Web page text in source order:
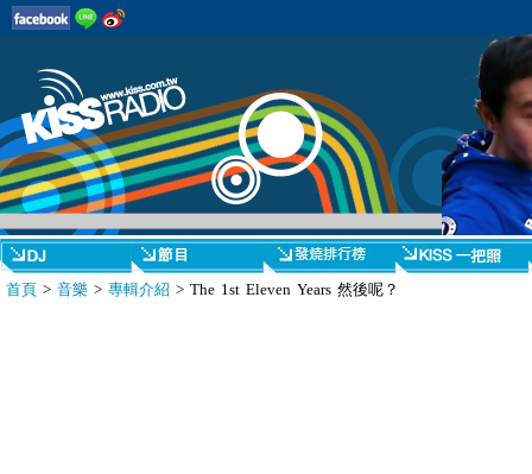
首頁 > 音樂 > 專輯介紹 > The 1st Eleven Years 然後呢？